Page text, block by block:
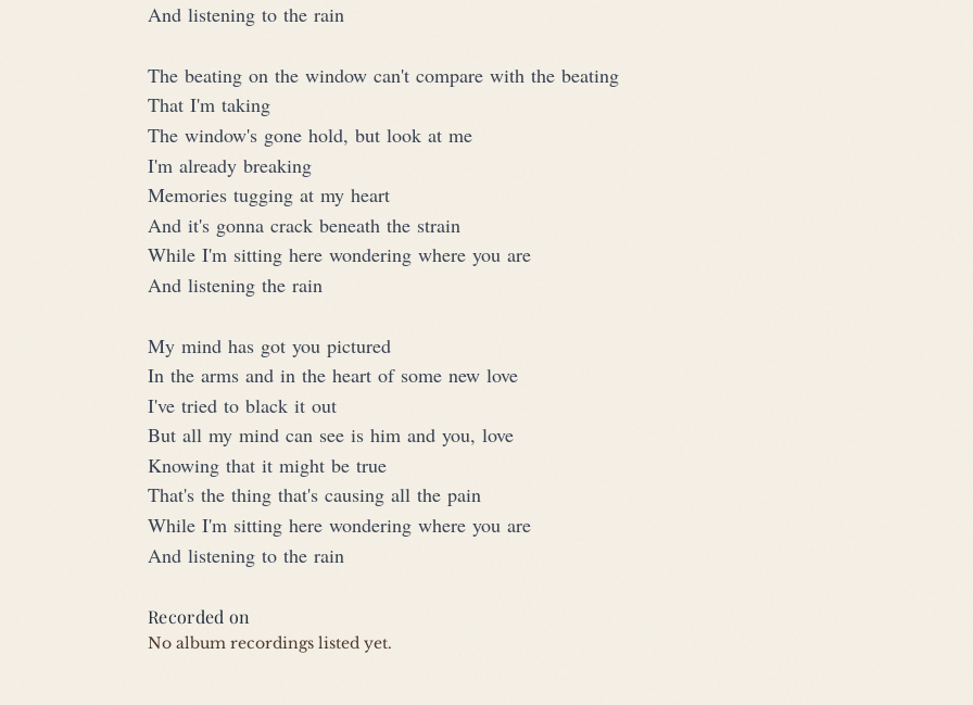
And listening to the rain
The beating on the window can't compare with the beating
That I'm taking
The window's gone hold, but look at me
I'm already breaking
Memories tugging at my heart
And it's gonna crack beneath the strain
While I'm sitting here wondering where you are
And listening the rain
My mind has got you pictured
In the arms and in the heart of some new love
I've tried to black it out
But all my mind can see is him and you, love
Knowing that it might be true
That's the thing that's causing all the pain
While I'm sitting here wondering where you are
And listening to the rain
Recorded on
No album recordings listed yet.